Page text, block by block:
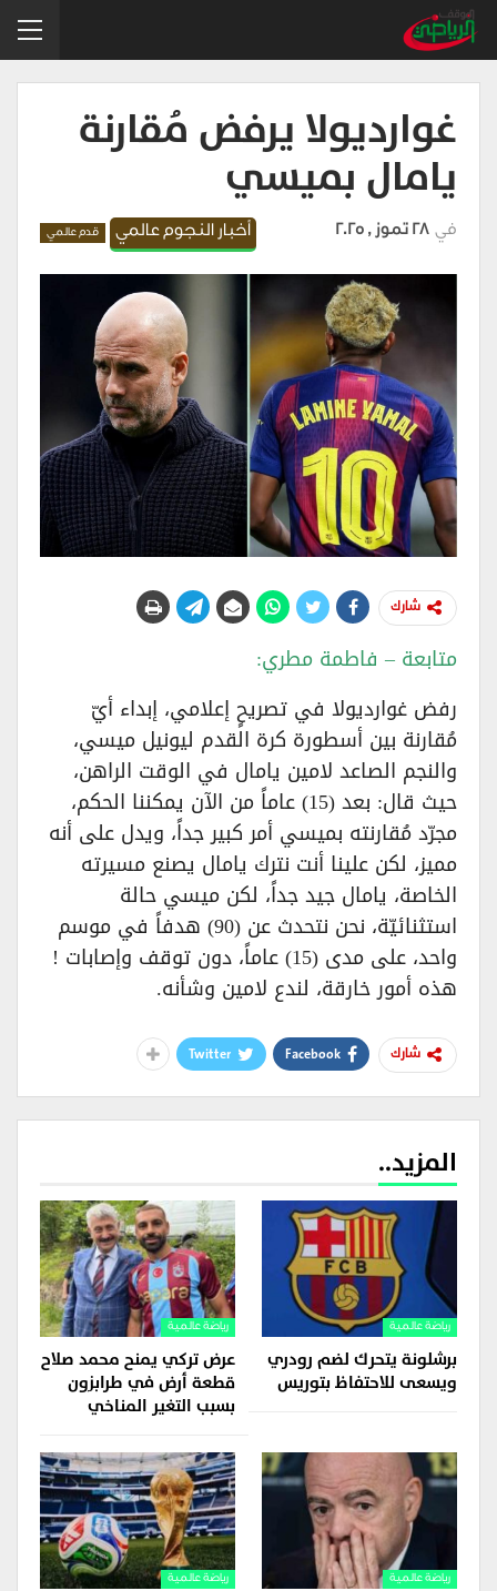
غوارديولا يرفض مُقارنة
يامال بميسي
أخبار النجوم عالمي قدم عالمي في 28 تموز , 2025
شارك
متابعة – فاطمة مطري:
رفض غوارديولا في تصريحٍ إعلامي، إبداء أيّ
مُقارنة بين أسطورة كرة القدم ليونيل ميسي،
والنجم الصاعد لامين يامال في الوقت الراهن،
حيث قال: بعد (15) عاماً من الآن يمكننا الحكم،
مجرّد مُقارنته بميسي أمر كبير جداً، ويدل على أنه
مميز، لكن علينا أنت نترك يامال يصنع مسيرته
الخاصة، يامال جيد جداً، لكن ميسي حالة
استثنائيّة، نحن نتحدث عن (90) هدفاً في موسم
واحد، على مدى (15) عاماً، دون توقف وإصابات !
هذه أمور خارقة، لندع لامين وشأنه.
شارك Facebook
Twitter
المزيد..
رياضة عالمية
برشلونة يتحرك لضم رودري
ويسعى للاحتفاظ بتوريس
رياضة عالمية
عرض تركي يمنح محمد صلاح
قطعة أرض في طرابزون
بسبب التغير المناخي
رياضة عالمية رياضة عالمية